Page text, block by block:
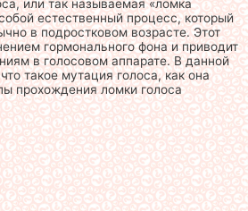
или так называемая «ломка
естественный процесс, который
в подростковом возрасте. Этот
гормонального фона и приводит
в голосовом аппарате. В данной
такое мутация голоса, как она
прохождения ломки голоса